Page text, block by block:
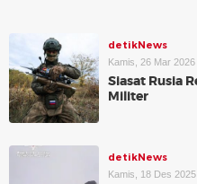
detikNews
Kamis, 26 Mar
Siasat Rusia
Militer
detikNews
Kamis, 18 Des